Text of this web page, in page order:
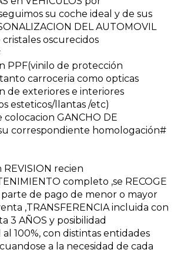
su coche ideal y de sus
DEL AUTOMOVIL
oscurecidos
PPF(vinilo de protección
carroceria como opticas
de exteriores e interiores
esteticos/llantas /etc)
colocacion GANCHO DE
correspondiente homologación#
recien
completo ,se RECOGE
de pago de menor o mayor
,TRANSFERENCIA incluida con
3 AÑOS y posibilidad
al 100%, con distintas entidades
a la necesidad de cada